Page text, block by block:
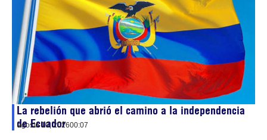
La rebelión que abrió el camino a la independencia
de Ecuador
agosto 10, 202600:07